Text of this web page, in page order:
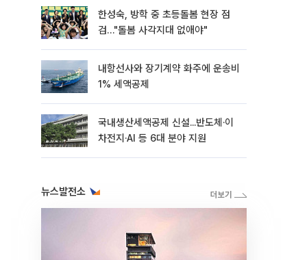
한성숙, 방학 중 초등돌봄 현장 점
검…"돌봄 사각지대 없애야"
내항선사와 장기계약 화주에 운송비
1% 세액공제
국내생산세액공제 신설...반도체·이
차전지·AI 등 6대 분야 지원
뉴스발전소